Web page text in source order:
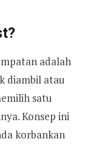
adalah
diambil atau
satu
Konsep ini
korbankan